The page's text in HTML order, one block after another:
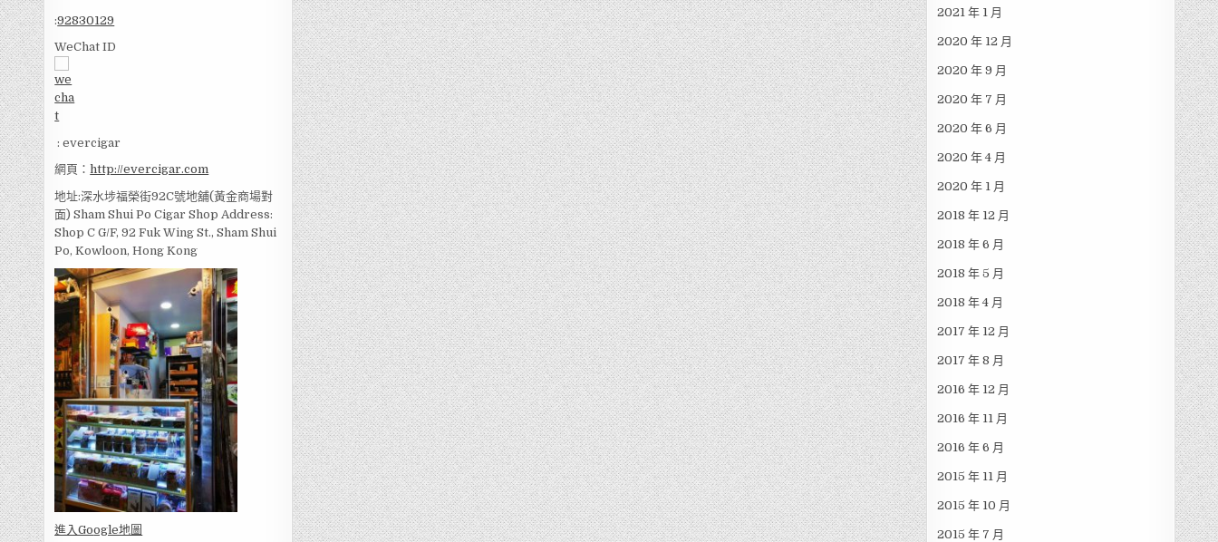
:92830129
WeChat ID
: evercigar
網頁：http://evercigar.com
地址:深水埗福榮街92C號地舖(黃金商場對
面) Sham Shui Po Cigar Shop Address:
Shop C G/F, 92 Fuk Wing St., Sham Shui
Po, Kowloon, Hong Kong
進入Google地圖
2021 年 1 月
2020 年 12 月
2020 年 9 月
2020 年 7 月
2020 年 6 月
2020 年 4 月
2020 年 1 月
2018 年 12 月
2018 年 6 月
2018 年 5 月
2018 年 4 月
2017 年 12 月
2017 年 8 月
2016 年 12 月
2016 年 11 月
2016 年 6 月
2015 年 11 月
2015 年 10 月
2015 年 7 月